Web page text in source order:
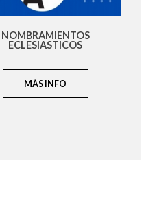
NOMBRAMIENTOS
ECLESIASTICOS
MÁS INFO